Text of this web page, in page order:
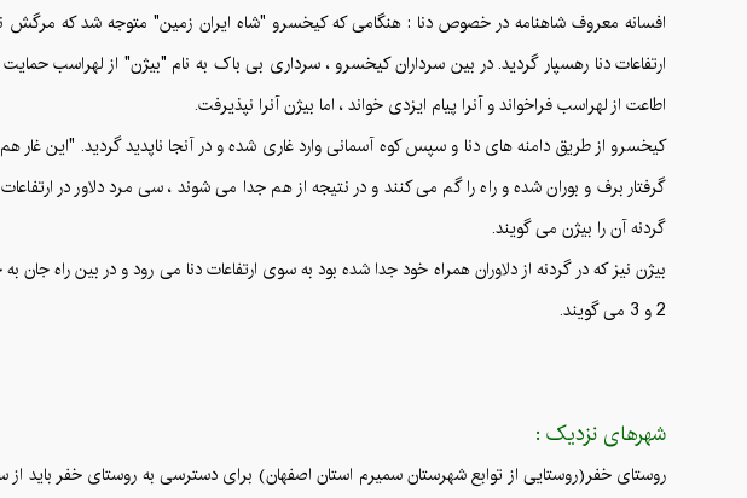
افسانه معروف شاهنامه در خصوص دنا : هنگامی که کیخسرو "شاه ایران زمین" متوجه شد که
ارتفاعات دنا رهسپار گردید. در بین سرداران کیخسرو ، سرداری بی باک به نام "بیژن" از لهراسب
اطاعت از لهراسب فراخواند و آنرا پیام ایزدی خواند ، اما بیژن آنرا نپذیرفت.
کیخسرو از طریق دامنه های دنا و سپس کوه آسمانی وارد غاری شده و در آنجا ناپدید گردید. "این
گرفتار برف و بوران شده و راه را گم می کنند و در نتیجه از هم جدا می شوند ، سی مرد دلاور در
گردنه آن را بیژن می گویند.
2 و 3 می گویند.
شهرهای نزدیک :
روستای خفر(روستایی از توابع شهرستان سمیرم استان اصفهان) برای دسترسی به روستای خفر باید